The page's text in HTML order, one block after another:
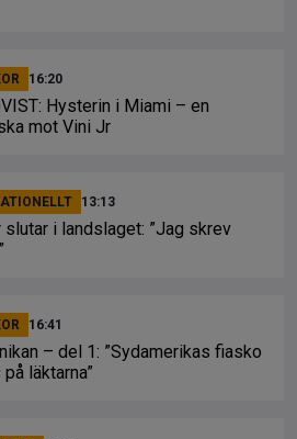
16:20
Hysterin i Miami – en
mot Vini Jr
13:13
slutar i landslaget: ”Jag skrev
16:41
– del 1: ”Sydamerikas fiasko
läktarna”